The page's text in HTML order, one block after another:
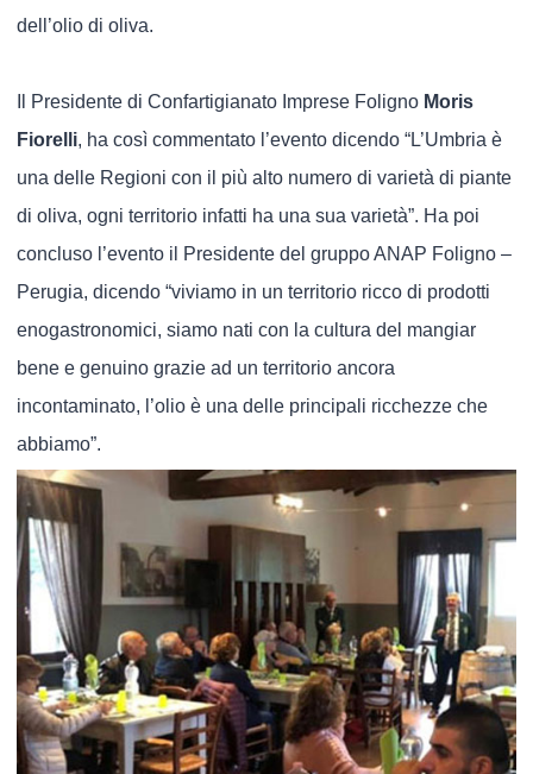
dell’olio di oliva.
Il Presidente di Confartigianato Imprese Foligno Moris
Fiorelli, ha così commentato l’evento dicendo “L’Umbria è
una delle Regioni con il più alto numero di varietà di piante
di oliva, ogni territorio infatti ha una sua varietà”. Ha poi
concluso l’evento il Presidente del gruppo ANAP Foligno –
Perugia, dicendo “viviamo in un territorio ricco di prodotti
enogastronomici, siamo nati con la cultura del mangiar
bene e genuino grazie ad un territorio ancora
incontaminato, l’olio è una delle principali ricchezze che
abbiamo”.